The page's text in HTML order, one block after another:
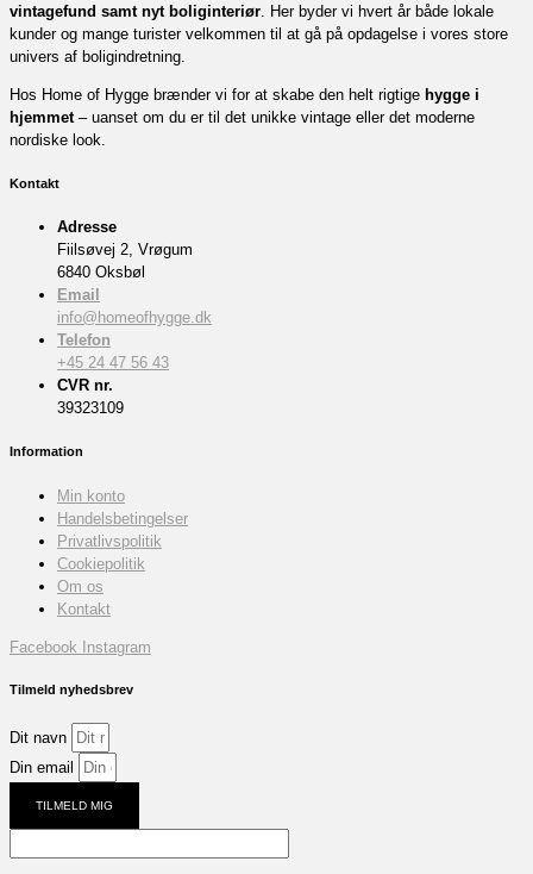
vintagefund samt nyt boliginteriør. Her byder vi hvert år både lokale
kunder og mange turister velkommen til at gå på opdagelse i vores store
univers af boligindretning.
Hos Home of Hygge brænder vi for at skabe den helt rigtige hygge i
hjemmet – uanset om du er til det unikke vintage eller det moderne
nordiske look.
Kontakt
Adresse
Fiilsøvej 2, Vrøgum
6840 Oksbøl
Email
info@homeofhygge.dk
Telefon
+45 24 47 56 43
CVR nr.
39323109
Information
Min konto
Handelsbetingelser
Privatlivspolitik
Cookiepolitik
Om os
Kontakt
Facebook Instagram
Tilmeld nyhedsbrev
Dit navn
Din email
TILMELD MIG